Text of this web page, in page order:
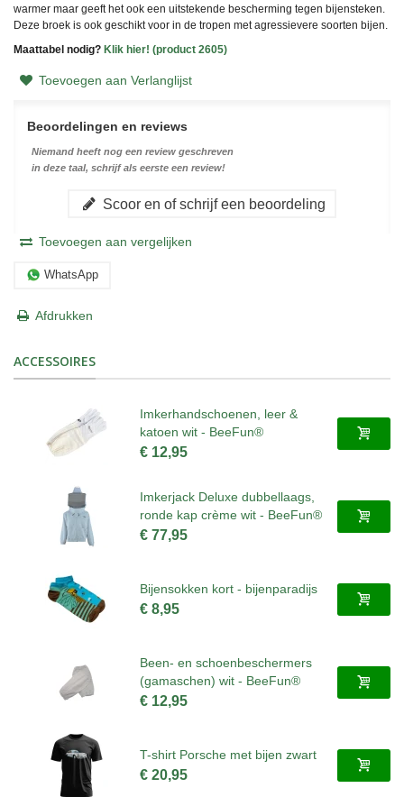
warmer maar geeft het ook een uitstekende bescherming tegen bijensteken.
Deze broek is ook geschikt voor in de tropen met agressievere soorten bijen.
Maattabel nodig? Klik hier! (product 2605)
Toevoegen aan Verlanglijst
Beoordelingen en reviews
Niemand heeft nog een review geschreven
in deze taal, schrijf als eerste een review!
Scoor en of schrijf een beoordeling
Toevoegen aan vergelijken
WhatsApp
Afdrukken
ACCESSOIRES
Imkerhandschoenen, leer &
katoen wit - BeeFun®
€ 12,95
Imkerjack Deluxe dubbellaags,
ronde kap crème wit - BeeFun®
€ 77,95
Bijensokken kort - bijenparadijs
€ 8,95
Been- en schoenbeschermers
(gamaschen) wit - BeeFun®
€ 12,95
T-shirt Porsche met bijen zwart
€ 20,95